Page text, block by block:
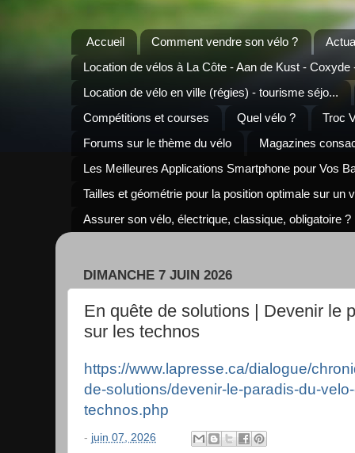
Accueil Comment vendre son vélo ?
Location de vélos à La Côte - Aan de Kust - Coxyde
Location de vélo en ville (régies) - tourisme séjo...
Compétitions et courses
Quel vélo ?
Troc
Forums sur le thème du vélo
Magazines
Les Meilleures Applications Smartphone pour Vos
Tailles et géométrie pour la position optimale sur un
Assurer son vélo, électrique, classique, obligatoire ?
DIMANCHE 7 JUIN 2026
En quête de solutions | Devenir le
sur les technos
https://www.lapresse.ca/dialogue/
de-solutions/devenir-le-paradis-du-
technos.php
- juin 07, 2026